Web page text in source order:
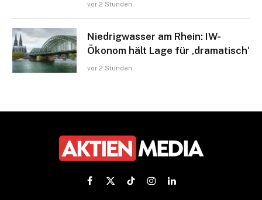
vor 2 Stunden
Niedrigwasser am Rhein: IW-
Ökonom hält Lage für ‚dramatisch‘
vor 2 Stunden
Facebook
X
TikTokInstagramLinkedIn